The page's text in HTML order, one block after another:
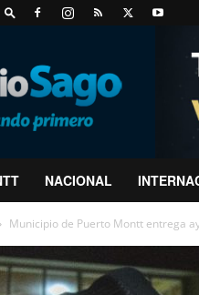
NACIONAL
Municipio de Puerto Montt entrega